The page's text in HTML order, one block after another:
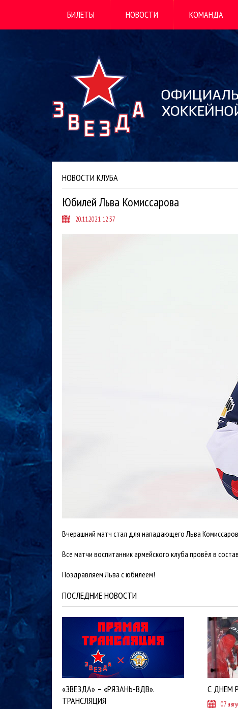
БИЛЕТЫ НОВОСТИ КОМАНДА
НОВОСТИ КЛУБА
Юбилей Льва Комиссарова
20.11.2021 12:37
Вчерашний матч стал для нападающего Льва
Все матчи воспитанник армейского клуба провёл в
Поздравляем Льва с юбилеем!
ПОСЛЕДНИЕ НОВОСТИ
«ЗВЕЗДА» – «РЯЗАНЬ-ВДВ».
ТРАНСЛЯЦИЯ
С ДНЕМ
07